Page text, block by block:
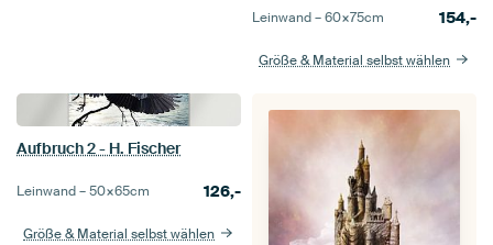
Leinwand –60×75cm 154,-
Größe & Material selbst wählen
Aufbruch 2 - H. Fischer
Leinwand –50×65cm 126,-
Größe & Material selbst wählen